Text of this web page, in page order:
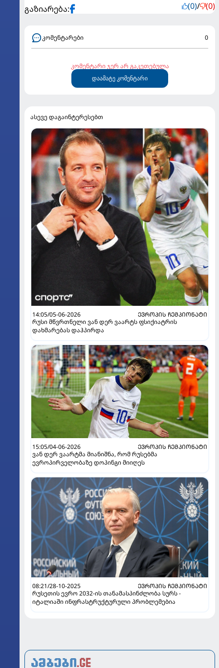
გაზიარება: (0)/ (0)
კომენტარები 0
კომენტარი ჯერ არ გაკეთებულა
დაამატე კომენტარი
ასევე დაგაინტერესებთ
14:05/05-06-2026
ᲔᲕᲠᲝᲞᲘᲡ ᲩᲔᲛᲞᲘᲝᲜᲐᲢᲘ
რუსი მწვრთნელი ვან დერ ვაარტს ფსიქიატრის
დახმარებას დაჰპირდა
15:05/04-06-2026
ᲔᲕᲠᲝᲞᲘᲡ ᲩᲔᲛᲞᲘᲝᲜᲐᲢᲘ
ვან დერ ვაარტმა მიანიშნა, რომ რუსებმა
ევროპირველობაზე დოპინგი მიიღეს
08:21/28-10-2025
ᲔᲕᲠᲝᲞᲘᲡ ᲩᲔᲛᲞᲘᲝᲜᲐᲢᲘ
რუსეთის ევრო 2032-ის თანამასპინძლობა სურს -
იტალიაში ინფრასტრუქტურული პრობლემებია